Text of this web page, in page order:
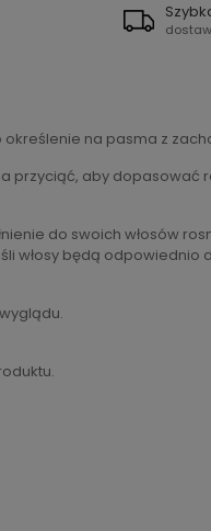
na pasma z
przyciąć, aby dopasować
do swoich włosów
będą odpowiednio